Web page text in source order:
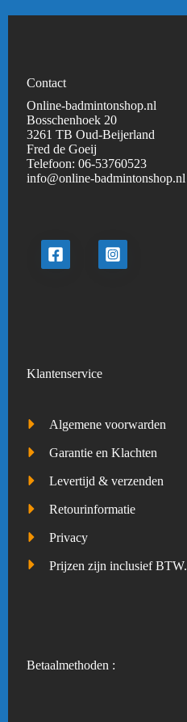
Contact
Online-badmintonshop.nl
Bosschenhoek 20
3261 TB Oud-Beijerland
Fred de Goeij
Telefoon:06-53760523
info@online-badmintonshop.nl
Klantenservice
Algemene voorwarden
Garantie en Klachten
Levertijd & verzenden
Retourinformatie
Privacy
Prijzen zijn inclusief BTW.
Betaalmethoden :